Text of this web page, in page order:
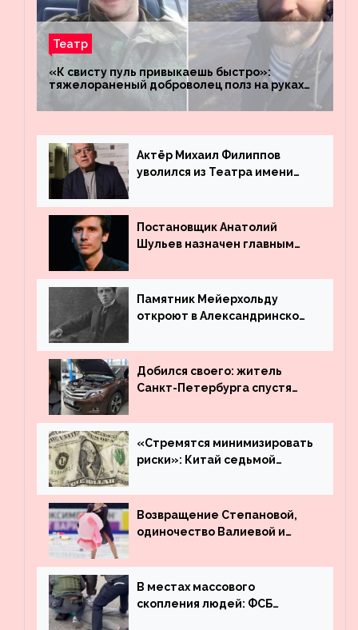
Театр
«К свисту пуль привыкаешь быстро»:
тяжелораненый доброволец полз на руках
четыре километра через заминированное
поле
Актёр Михаил Филиппов
уволился из Театра имени
Постановщик Анатолий
Шульев назначен главным
Вахтангова
Памятник Мейерхольду
откроют в Александринском
Добился своего: житель
Санкт-Петербурга спустя
угнанную в Казахстан
машину
«Стремятся минимизировать
риски»: Китай седьмой
деньги из американского
госдолга
Возвращение Степановой,
одиночество Валиевой и
что обсуждают в мире
фигурного катания
В местах массового
скопления людей: ФСБ